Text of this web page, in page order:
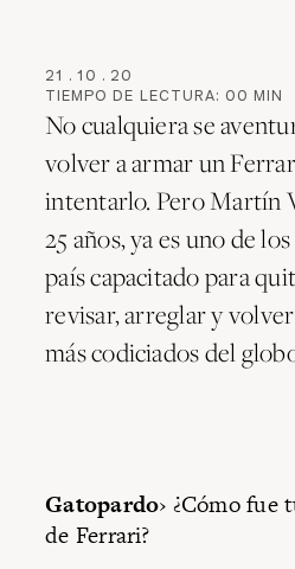
21 . 10 . 20
TIEMPO DE LECTURA: 00 MIN
No cualquiera se
volver a armar un
intentarlo. Pero Martín
25 años, ya es uno de
país capacitado para
revisar, arreglar y
más codiciados del
Gatopardo› ¿Cómo fue
de Ferrari?